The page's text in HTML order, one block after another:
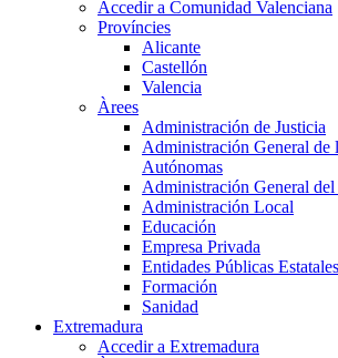
Accedir a Comunidad Valenciana
Províncies
Alicante
Castellón
Valencia
Àrees
Administración de Justicia
Administración General de
Autónomas
Administración General del
Administración Local
Educación
Empresa Privada
Entidades Públicas Estatales
Formación
Sanidad
Extremadura
Accedir a Extremadura